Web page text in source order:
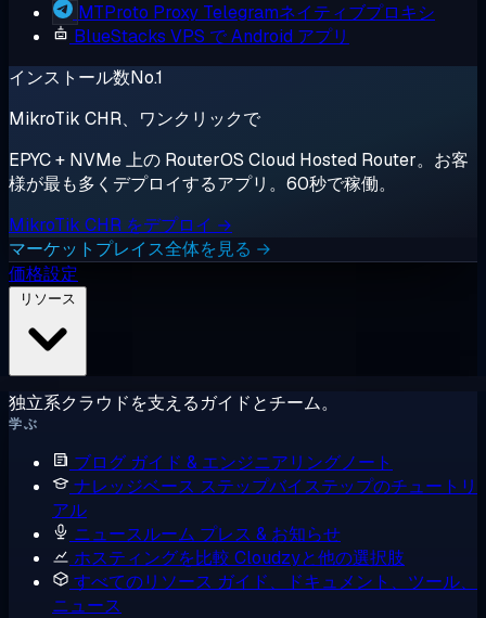
MTProto Proxy Telegramネイティブプロキシ
BlueStacks VPS で Android アプリ
インストール数No.1
MikroTik CHR、ワンクリックで
EPYC + NVMe 上の RouterOS Cloud Hosted Router。お客
様が最も多くデプロイするアプリ。60秒で稼働。
MikroTik CHR をデプロイ →
マーケットプレイス全体を見る →
価格設定
独立系クラウドを支えるガイドとチーム。
学ぶ
ブログ ガイド & エンジニアリングノート
ナレッジベース ステップバイステップのチュートリ
アル
ニュースルーム プレス & お知らせ
ホスティングを比較 Cloudzyと他の選択肢
すべてのリソース ガイド、ドキュメント、ツール、
ニュース